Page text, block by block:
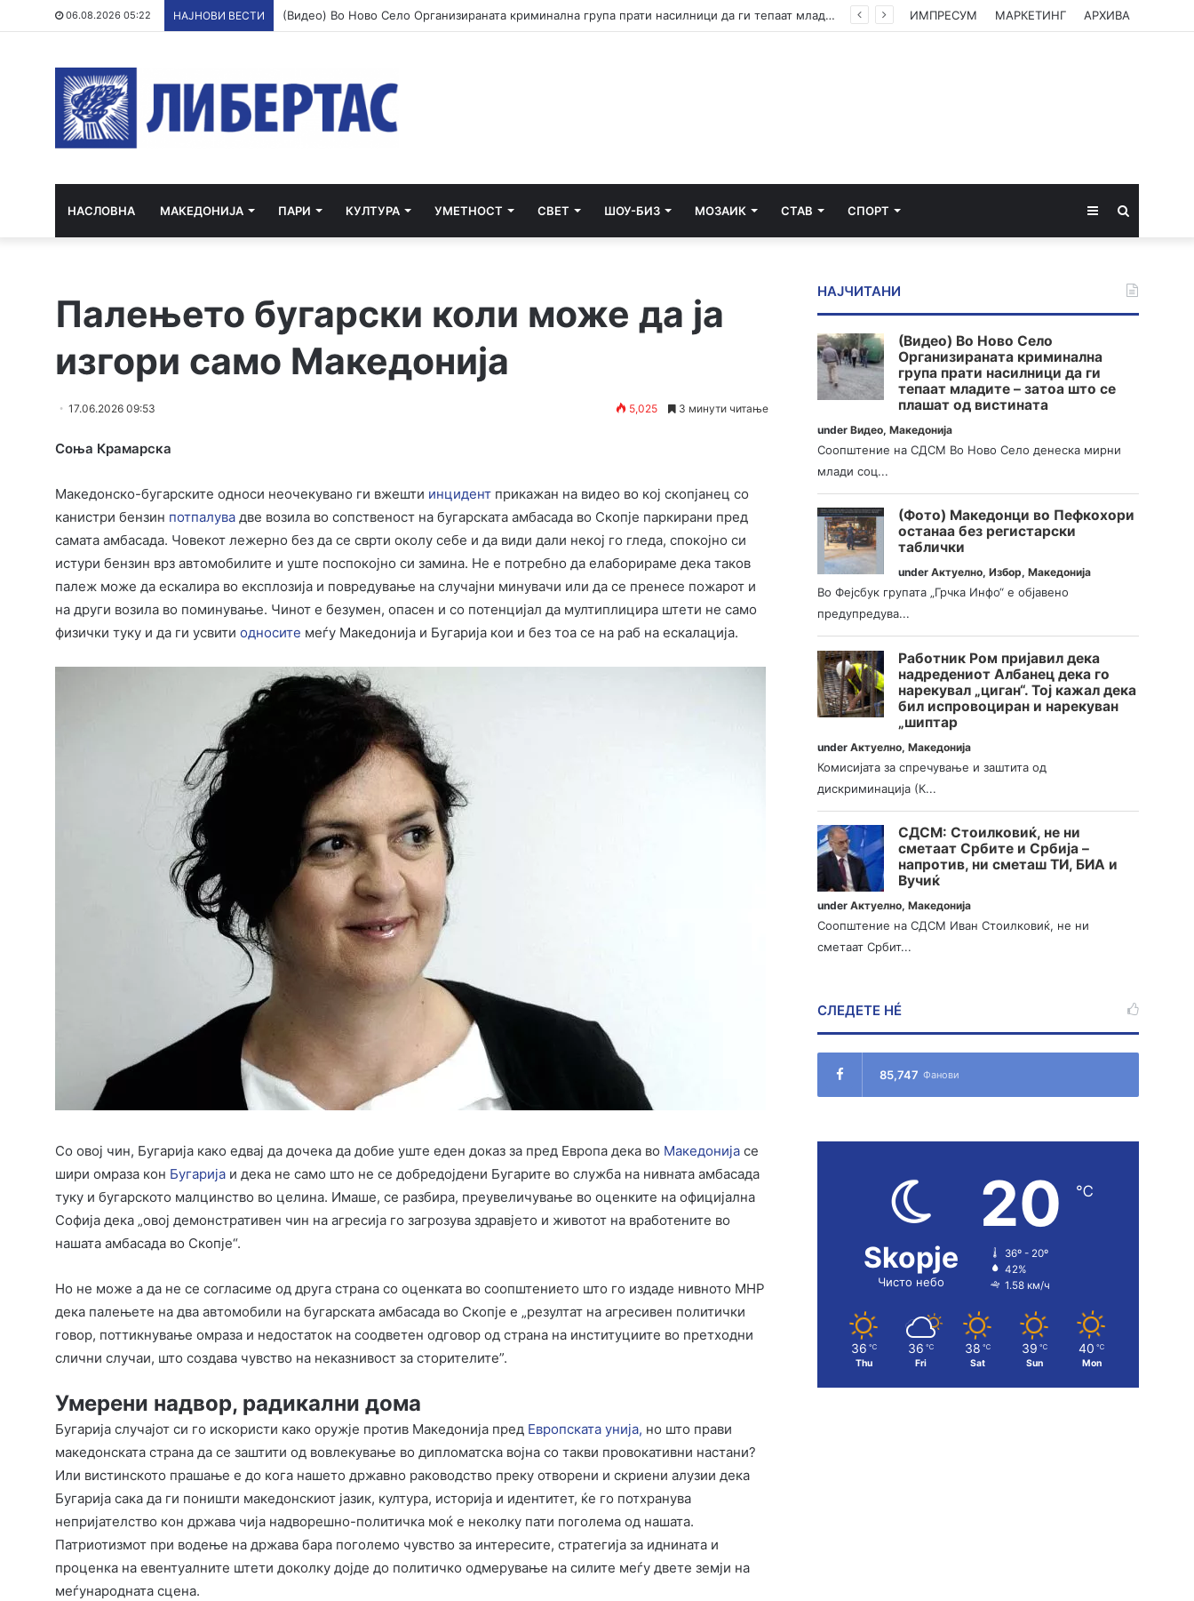
06.08.2026 05:22 НАЈНОВИ ВЕСТИ Клековски: Најголем дел од пациентите сo западнонилска треска се од Скопскиот регион и Велес ИМПРЕСУМ МАРКЕТИНГ АРХИВА
НАСЛОВНА МАКЕДОНИЈА ПАРИ КУЛТУРА УМЕТНОСТ СВЕТ ШОУ-БИЗ МОЗАИК СТАВ СПОРТ Sidebar
Палењето бугарски коли може да ја
изгори само Македонија
17.06.2026 09:53 5,025 3 минути читање
Соња Крамарска
Македонско-бугарските односи неочекувано ги вжешти инцидент прикажан на видео во кој скопјанец со
канистри бензин потпалува две возила во сопственост на бугарската амбасада во Скопје паркирани пред
самата амбасада. Човекот лежерно без да се сврти околу себе и да види дали некој го гледа, спокојно си
истури бензин врз автомобилите и уште поспокојно си замина. Не е потребно да елаборираме дека таков
палеж може да ескалира во експлозија и повредување на случајни минувачи или да се пренесе пожарот и
на други возила во поминување. Чинот е безумен, опасен и со потенцијал да мултиплицира штети не само
физички туку и да ги усвити односите меѓу Македонија и Бугарија кои и без тоа се на раб на ескалација.
Со овој чин, Бугарија како едвај да дочека да добие уште еден доказ за пред Европа дека во Македонија се
шири омраза кон Бугарија и дека не само што не се добредојдени Бугарите во служба на нивната амбасада
туку и бугарското малцинство во целина. Имаше, се разбира, преувеличување во оценките на официјална
Софија дека „овој демонстративен чин на агресија го загрозува здравјето и животот на вработените во
нашата амбасада во Скопје“.
Но не може а да не се согласиме од друга страна со оценката во соопштението што го издаде нивното МНР
дека палењете на два автомобили на бугарската амбасада во Скопје е „резултат на агресивен политички
говор, поттикнување омраза и недостаток на соодветен одговор од страна на институциите во претходни
слични случаи, што создава чувство на неказнивост за сторителите”.
Умерени надвор, радикални дома
Бугарија случајот си го искористи како оружје против Македонија пред Европската унија, но што прави
македонската страна да се заштити од вовлекување во дипломатска војна со такви провокативни настани?
Или вистинското прашање е до кога нашето државно раководство преку отворени и скриени алузии дека
Бугарија сака да ги поништи македонскиот јазик, култура, историја и идентитет, ќе го потхранува
непријателство кон држава чија надворешно-политичка моќ е неколку пати поголема од нашата.
Патриотизмот при водење на држава бара поголемо чувство за интересите, стратегија за иднината и
проценка на евентуалните штети доколку дојде до политичко одмерување на силите меѓу двете земји на
меѓународната сцена.
НАЈЧИТАНИ
(Видео) Во Ново Село
Организираната криминална
група прати насилници да ги
тепаат младите – затоа што се
плашат од вистината
underВидео,Македонија
Соопштение на СДСМ Во Ново Село денеска мирни
млади соц...
(Фото) Македонци во Пефкохори
останаа без регистарски
таблички
underАктуелно,Избор,Македонија
Во Фејсбук групата „Грчка Инфо“ е објавено
предупредува...
Работник Ром пријавил дека
надредениот Албанец дека го
нарекувал „циган“. Тој кажал дека
бил испровоциран и нарекуван
„шиптар
underАктуелно,Македонија
Комисијата за спречување и заштита од
дискриминација (К...
СДСМ: Стоилковиќ, не ни
сметаат Србите и Србија –
напротив, ни сметаш ТИ, БИА и
Вучиќ
underАктуелно,Македонија
Соопштение на СДСМ Иван Стоилковиќ, не ни
сметаат Србит...
СЛЕДЕТЕ НÉ
85,747 Фанови
Skopje
Чисто небо
20 ℃
36º - 20º
42%
1.58 км/ч
36 ℃
Thu
36 ℃
Fri
38 ℃
Sat
39 ℃
Sun
40 ℃
Mon